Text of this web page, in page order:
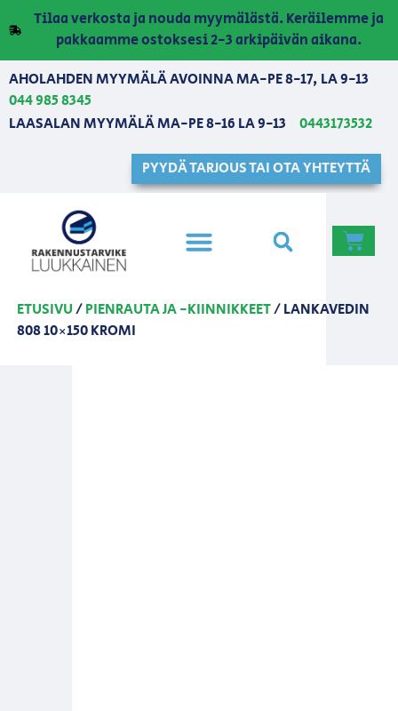
Tilaa verkosta ja nouda myymälästä. Keräilemme ja
pakkaamme ostoksesi 2-3 arkipäivän aikana.
AHOLAHDEN MYYMÄLÄ AVOINNA MA-PE 8-17, LA 9-13
044 985 8345
LAASALAN MYYMÄLÄ MA-PE 8-16 LA 9-13
0443173532
PYYDÄ TARJOUS TAI OTA YHTEYTTÄ
ETUSIVU/PIENRAUTA JA -KIINNIKKEET/ LANKAVEDIN
808 10×150 KROMI